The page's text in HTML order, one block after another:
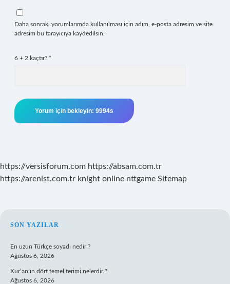
Daha sonraki yorumlarımda kullanılması için adım, e-posta adresim ve site
adresim bu tarayıcıya kaydedilsin.
6 + 2 kaçtır? *
https://versisforum.com https://absam.com.tr
https://arenist.com.tr knight online nttgame Sitemap
SIDEBAR
SON YAZILAR
En uzun Türkçe soyadı nedir ?
Ağustos 6, 2026
Kur’an’ın dört temel terimi nelerdir ?
Ağustos 6, 2026